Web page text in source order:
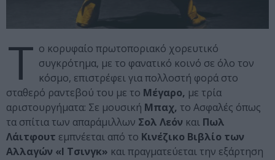
Τ ο κορυφαίο πρωτοποριακό χορευτικό
συγκρότημα, με το φανατικό κοινό σε όλο τον
κόσμο, επιστρέφει για πολλοστή φορά στο
σταθερό ραντεβού του με το Μέγαρο, με τρία
αριστουργήματα: Σε μουσική Μπαχ, το Ασφαλές όπως
τα σπίτια των απαράμιλλων Σολ Λεόν και Πωλ
Λάιτφουτ εμπνέεται από το Κινέζικο Βιβλίο των
Αλλαγών «Ι Τσινγκ» και πραγματεύεται την εξάρτηση